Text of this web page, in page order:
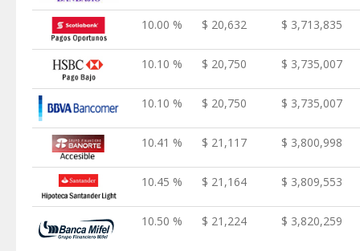
10.00 % $ 20,632 $ 3,713,835
10.10 % $ 20,750 $ 3,735,007
10.10 % $ 20,750 $ 3,735,007
10.41 % $ 21,117 $ 3,800,998
10.45 % $ 21,164 $ 3,809,553
10.50 % $ 21,224 $ 3,820,259